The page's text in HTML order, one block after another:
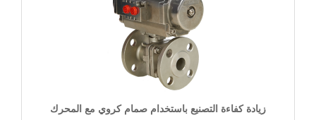
زيادة كفاءة التصنيع باستخدام صمام كروي مع المحرك